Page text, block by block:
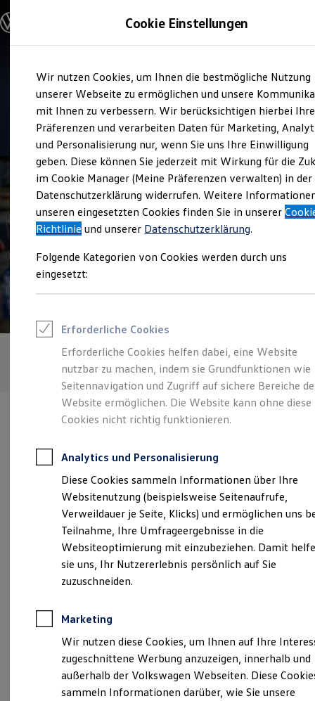
Hauptinhalt
springen
Footer
springen
Modelle und Konfigurator
Modelle vergleichen
Elektroautos
ENERGY Sondermodelle
Nutzfahrzeuge
SUV und CUV
Familienautos
Kombis
Kompaktwagen
Sportwagen
Schnell verfügbare Fahrzeuge
Angebote und Produkte
Aktuelle Angebote
E-Auto-Förderung
Volkswagen Marktplatz
Junge Gebrauchtwagen und Gebrauchtwagen
Volkswagen Zertifizierte Gebrauchtwagen
Zubehör- und Serviceangebote
Leasing
Leasing-Angebote
Gebrauchtwagen Leasing
Junge Gebrauchtwagen-Leasing
Elektroauto Leasing
Kleinwagen-Leasing
Leasing ohne Anzahlung
Finanzierung
Kfz-Versicherung
Restschuldversicherungen
Garantien
Wartungsverträge
Geschäftskunden
Professional Class bei Volkswagen
Großkunden
Behörden
Direktkunden
Sonderfahrzeuge
Anpfiff zum Gewinn
Elektroautos
ID. Tutorials
Elektrofahrzeugkonzepte
Reichweite
Reichweite der ID. Modelle
Reichweite im Winter
Verkauf und Service
Autohaus Döbeln
5|197 Bewertungen
Verantwortlich für die Inhalte auf dieser Seite ist die Autohaus
Döbeln GmbH (Impressum & Rechtliches)
Rosa-Luxemburg-Straße 1 a, 04720 Döbeln
info@autohaus-doebeln.de
Montag
Sonntag
Geschlossen
Cookie Einstellungen
Wir nutzen Cookies, um Ihnen die bestmögliche Nutzung
unserer Webseite zu ermöglichen und unsere
mit Ihnen zu verbessern. Wir berücksichtigen hierbei Ihre
Präferenzen und verarbeiten Daten für Marketing,
und Personalisierung nur, wenn Sie uns Ihre Einwilligung
geben. Diese können Sie jederzeit mit Wirkung für die
im Cookie Manager (Meine Präferenzen verwalten) in der
Datenschutzerklärung widerrufen. Weitere
unseren eingesetzten Cookies finden Sie in unserer
Richtlinie und unserer Datenschutzerklärung.
Folgende Kategorien von Cookies werden durch uns
eingesetzt:
Erforderliche Cookies
Erforderliche Cookies helfen dabei, eine Website
nutzbar zu machen, indem sie Grundfunktionen wie
Seitennavigation und Zugriff auf sichere Bereiche
Website ermöglichen. Die Website kann ohne diese
Cookies nicht richtig funktionieren.
Analytics und Personalisierung
Diese Cookies sammeln Informationen über Ihre
Websitenutzung (beispielsweise Seitenaufrufe,
Verweildauer je Seite, Klicks) und ermöglichen uns
Teilnahme, Ihre Umfrageergebnisse in die
Websiteoptimierung mit einzubeziehen. Damit
sie uns, Ihr Nutzererlebnis persönlich auf Sie
zuzuschneiden.
Marketing
Wir nutzen diese Cookies, um Ihnen auf Ihre
zugeschnittene Werbung anzuzeigen, innerhalb und
außerhalb der Volkswagen Webseiten. Diese
sammeln Informationen darüber, wie Sie unsere